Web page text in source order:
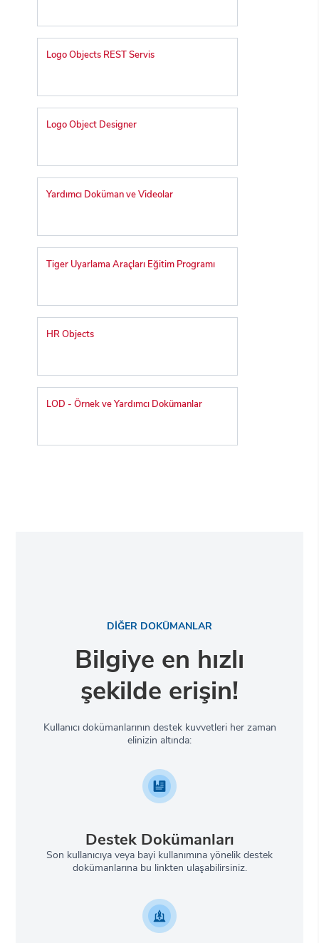
Logo Objects REST Servis
Logo Object Designer
Yardımcı Doküman ve Videolar
Tiger Uyarlama Araçları Eğitim Programı
HR Objects
LOD - Örnek ve Yardımcı Dokümanlar
DİĞER DOKÜMANLAR
Bilgiye en hızlı
şekilde erişin!
Kullanıcı dokümanlarının destek kuvvetleri her zaman
elinizin altında:
Destek Dokümanları
Son kullanıcıya veya bayi kullanımına yönelik destek
dokümanlarına bu linkten ulaşabilirsiniz.